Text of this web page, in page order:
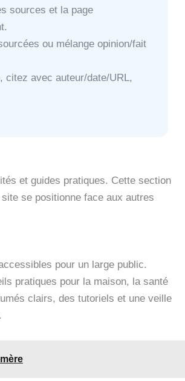
sources et la page
ou mélange opinion/fait
citez avec auteur/date/URL,
et guides pratiques. Cette section
se positionne face aux autres
pour un large public.
pratiques pour la maison, la santé
clairs, des tutoriels et une veille